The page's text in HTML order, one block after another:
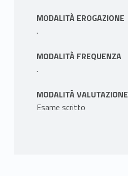
MODALITÀ EROGAZIONE
.
MODALITÀ FREQUENZA
.
MODALITÀ VALUTAZIONE
Esame scritto